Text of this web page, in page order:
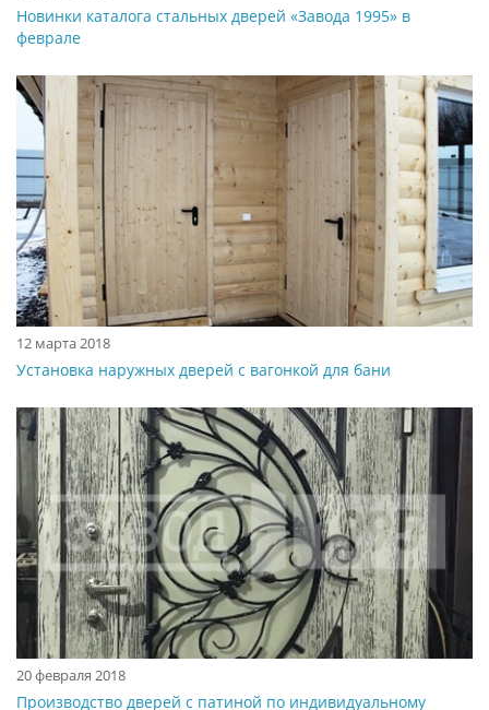
Новинки каталога стальных дверей «Завода 1995» в
феврале
12 марта 2018
Установка наружных дверей с вагонкой для бани
20 февраля 2018
Производство дверей с патиной по индивидуальному